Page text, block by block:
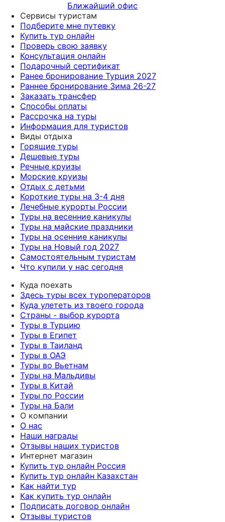
Ближайший офис
Сервисы туристам
Подберите мне путевку
Купить тур онлайн
Проверь свою заявку
Консультация онлайн
Подарочный сертификат
Ранее бронирование Турция 2027
Раннее бронирование Зима 26-27
Заказать трансфер
Способы оплаты
Рассрочка на туры
Информация для туристов
Виды отдыха
Горящие туры
Дешевые туры
Речные круизы
Морские круизы
Отдых с детьми
Короткие туры на 3-4 дня
Лечебные курорты России
Туры на весенние каникулы
Туры на майские праздники
Туры на осенние каникулы
Туры на Новый год 2027
Самостоятельным туристам
Что купили у нас сегодня
Куда поехать
Здесь туры всех туроператоров
Куда улететь из твоего города
Страны - выбор курорта
Туры в Турцию
Туры в Египет
Туры в Таиланд
Туры в ОАЭ
Туры во Вьетнам
Туры на Мальдивы
Туры в Китай
Туры по России
Туры на Бали
О компании
О нас
Наши награды
Отзывы наших туристов
Интернет магазин
Купить тур онлайн Россия
Купить тур онлайн Казахстан
Как найти тур
Как купить тур онлайн
Подписать договор онлайн
Отзывы туристов